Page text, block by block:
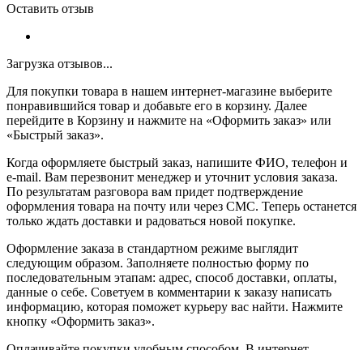
Оставить отзыв
Загрузка отзывов...
Для покупки товара в нашем интернет-магазине выберите
понравившийся товар и добавьте его в корзину. Далее
перейдите в Корзину и нажмите на «Оформить заказ» или
«Быстрый заказ».
Когда оформляете быстрый заказ, напишите ФИО, телефон и
e-mail. Вам перезвонит менеджер и уточнит условия заказа.
По результатам разговора вам придет подтверждение
оформления товара на почту или через СМС. Теперь останется
только ждать доставки и радоваться новой покупке.
Оформление заказа в стандартном режиме выглядит
следующим образом. Заполняете полностью форму по
последовательным этапам: адрес, способ доставки, оплаты,
данные о себе. Советуем в комментарии к заказу написать
информацию, которая поможет курьеру вас найти. Нажмите
кнопку «Оформить заказ».